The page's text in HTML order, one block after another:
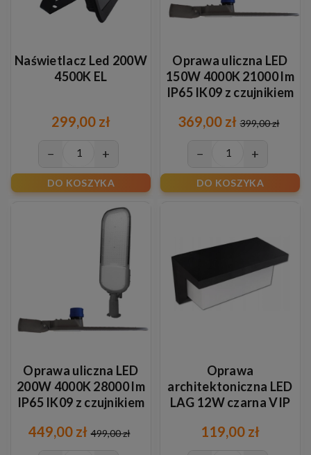
Naświetlacz Led 200W
4500K EL
299,00 zł
− +
DO KOSZYKA
Oprawa uliczna LED
150W 4000K 21000 lm
IP65 IK09 z czujnikiem
369,00 zł 399,00 zł
− +
DO KOSZYKA
Oprawa uliczna LED
200W 4000K 28000 lm
IP65 IK09 z czujnikiem
449,00 zł 499,00 zł
Oprawa
architektoniczna LED
LAG 12W czarna VIP
119,00 zł